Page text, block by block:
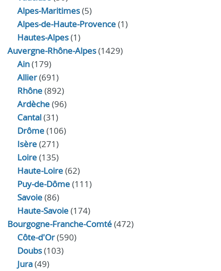
Alpes-Maritimes(5)
Alpes-de-Haute-Provence(1)
Hautes-Alpes(1)
Auvergne-Rhône-Alpes(1429)
Ain(179)
Allier(691)
Rhône(892)
Ardèche(96)
Cantal(31)
Drôme(106)
Isère(271)
Loire(135)
Haute-Loire(62)
Puy-de-Dôme(111)
Savoie(86)
Haute-Savoie(174)
Bourgogne-Franche-Comté(472)
Côte-d'Or(590)
Doubs(103)
Jura(49)